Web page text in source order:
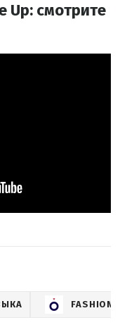
Up: смотрите
FASHION